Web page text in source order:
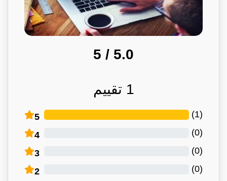
5.0
/ 5
1 تقييم
5 (
1
)
4 (
0
)
3 (
0
)
2 (
0
)